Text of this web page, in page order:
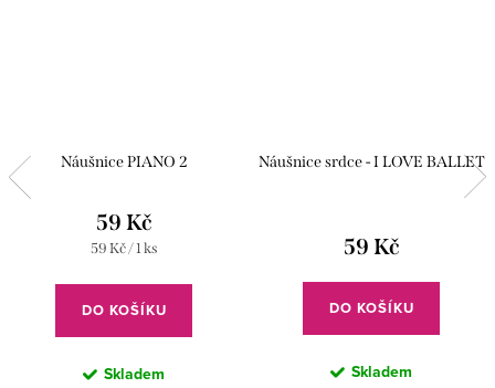
Náušnice PIANO 2
59 Kč
Měrná
59 Kč / 1 ks
DO KOŠÍKU
Skladem
Náušnice srdce - I LOVE BALLET
59 Kč
DO KOŠÍKU
Skladem